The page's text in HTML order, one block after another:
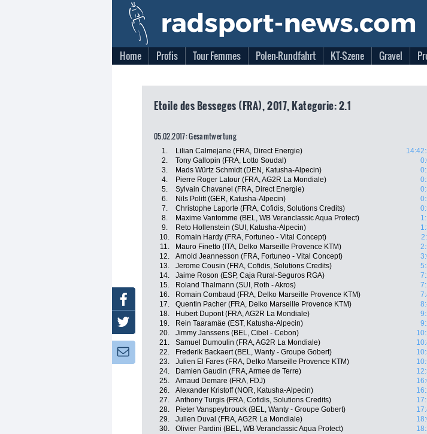
Home Profis Tour Femmes Polen-Rundfahrt KT-Szene Gravel
Etoile des Besseges (FRA), 2017, Kategorie: 2.1
05.02.2017: Gesamtwertung
1. Lilian Calmejane (FRA, Direct Energie)
2.
Tony Gallopin (FRA, Lotto Soudal)
3.
Mads Würtz Schmidt (DEN, Katusha-Alpecin)
4.
Pierre Roger Latour (FRA, AG2R La Mondiale)
5.
Sylvain Chavanel (FRA, Direct Energie)
6.
Nils Politt (GER, Katusha-Alpecin)
7.
Christophe Laporte (FRA, Cofidis, Solutions Credits)
8.
Maxime Vantomme (BEL, WB Veranclassic Aqua Protect)
9.
Reto Hollenstein (SUI, Katusha-Alpecin)
10.
Romain Hardy (FRA, Fortuneo - Vital Concept)
11.
Mauro Finetto (ITA, Delko Marseille Provence KTM)
12.
Arnold Jeannesson (FRA, Fortuneo - Vital Concept)
13.
Jerome Cousin (FRA, Cofidis, Solutions Credits)
14.
Jaime Roson (ESP, Caja Rural-Seguros RGA)
15.
Roland Thalmann (SUI, Roth - Akros)
16.
Romain Combaud (FRA, Delko Marseille Provence KTM)
17.
Quentin Pacher (FRA, Delko Marseille Provence KTM)
18.
Hubert Dupont (FRA, AG2R La Mondiale)
19.
Rein Taaramäe (EST, Katusha-Alpecin)
20.
Jimmy Janssens (BEL, Cibel - Cebon)
21.
Samuel Dumoulin (FRA, AG2R La Mondiale)
22.
Frederik Backaert (BEL, Wanty - Groupe Gobert)
23.
Julien El Fares (FRA, Delko Marseille Provence KTM)
24.
Damien Gaudin (FRA, Armee de Terre)
25.
Arnaud Demare (FRA, FDJ)
26.
Alexander Kristoff (NOR, Katusha-Alpecin)
27.
Anthony Turgis (FRA, Cofidis, Solutions Credits)
28.
Pieter Vanspeybrouck (BEL, Wanty - Groupe Gobert)
29.
Julien Duval (FRA, AG2R La Mondiale)
30.
Olivier Pardini (BEL, WB Veranclassic Aqua Protect)
Facebook
Twitter
Newsletter: